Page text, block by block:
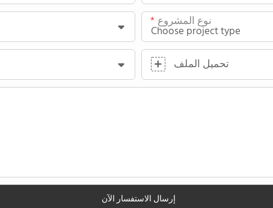
نوع المشروع
تحميل الملف
إرسال الاستفسار الآن